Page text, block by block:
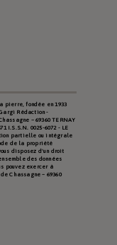
pierre, fondée en 1933
Rédaction -
– 69360 TERNAY
I.S.S.N. 0025-6072 - LE
partielle ou intégrale
de la propriété
disposez d'un droit
des données
pouvez exercer à
Chassagne – 69360